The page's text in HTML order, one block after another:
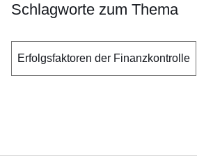
Schlagworte zum Thema
Erfolgsfaktoren der Finanzkontrolle